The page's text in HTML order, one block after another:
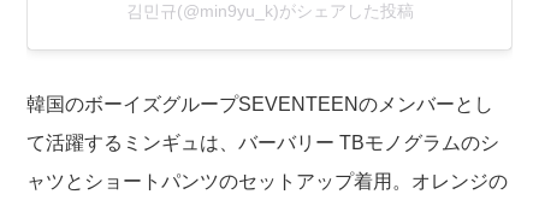
김민규(@min9yu_k)がシェアした投稿
韓国のボーイズグループSEVENTEENのメンバーとし
て活躍するミンギュは、バーバリー TBモノグラムのシ
ャツとショートパンツのセットアップ着用。オレンジの